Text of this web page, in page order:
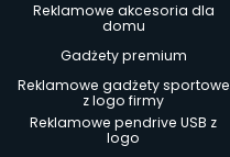
Reklamowe akcesoria dla
domu
Gadżety premium
Reklamowe gadżety sportowe
z logo firmy
Reklamowe pendrive USB z
logo